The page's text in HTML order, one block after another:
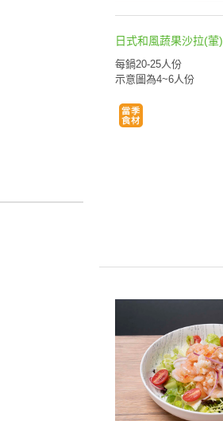
日式和風蔬果沙拉(葷)
每鍋20-25人份
示意圖為4~6人份